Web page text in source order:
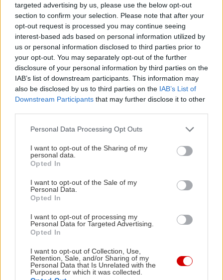
targeted advertising by us, please use the below opt-out
section to confirm your selection. Please note that after your
opt-out request is processed you may continue seeing
interest-based ads based on personal information utilized by
us or personal information disclosed to third parties prior to
your opt-out. You may separately opt-out of the further
disclosure of your personal information by third parties on the
IAB’s list of downstream participants. This information may
also be disclosed by us to third parties on the IAB’s List of
Downstream Participants that may further disclose it to other
Please note that this website/app uses one or more Google
not limited to your visit or usage behaviour. You may click to
grant or deny consent to Google and its third-party tags to
use your data for below specified purposes in below Google
consent section.
Personal Data Processing Opt Outs
I want to opt-out of the Sharing of my
personal data.
Opted In
I want to opt-out of the Sale of my
Personal Data.
Opted In
I want to opt-out of processing my
Personal Data for Targeted Advertising.
Opted In
I want to opt-out of Collection, Use,
Retention, Sale, and/or Sharing of my
Personal Data that Is Unrelated with the
Purposes for which it was collected.
Ο πεζόδρομος της Ρόμβης έχει τις σταθερές του
αξίες. Όπως τα μαμαδίστικα φαγητά και οι μεζέδες
του «Φίλεμα», οι οποίοι μας προκαλούν να
φαγητό και οινοποσία. Εδώ δοκιμάζουμε φέτα με
μέλι και σουσάμι, ριγανάτο λουκάνικο,
λαχταριστό σαγανάκι, φρέσκες πατάτες
γιαουρτιού, γίγαντες με σπανάκι, συκώτι
μοσχαρίσιο, αλλά και θαλασσινούς μεζέδες όπως
τηγανητά θράψαλα, αχνιστά μύδια, μπακαλιάρο
σκορδαλιά και ξυδάτο χταποδάκι. Συνοδεύστε με
ρετσίνα, χύμα κρασί ή ούζο και υπολογίστε περί
τα 15€ κατ’ άτομο.